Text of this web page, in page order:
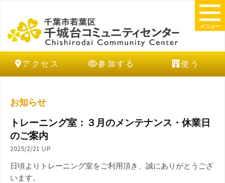
アクセス 参加する 使う
メニュー
お知らせ
トレーニング室：３月のメンテナンス・休業日
のご案内
2025/2/21 UP
日頃よりトレーニング室をご利用頂き、誠にありがとうござ
います。